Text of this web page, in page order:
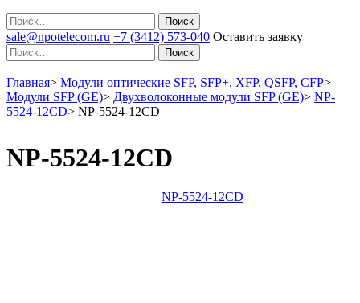
Поиск
sale@npotelecom.ru +7 (3412) 573-040 Оставить заявку
Поиск
Главная> Модули оптические SFP, SFP+, XFP, QSFP, CFP>
Модули SFP (GE)> Двухволоконные модули SFP (GE)> NP-
5524-12CD> NP-5524-12CD
NP-5524-12CD
NP-5524-12CD